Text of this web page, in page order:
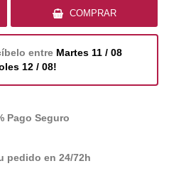
COMPRAR
entre Martes 11 / 08
12 / 08!
Pago Seguro
pedido en 24/72h